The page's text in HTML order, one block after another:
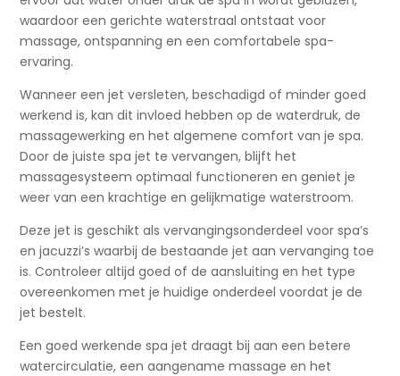
waardoor een gerichte waterstraal ontstaat voor
massage, ontspanning en een comfortabele spa-
ervaring.
Wanneer een jet versleten, beschadigd of minder goed
werkend is, kan dit invloed hebben op de waterdruk, de
massagewerking en het algemene comfort van je spa.
Door de juiste spa jet te vervangen, blijft het
massagesysteem optimaal functioneren en geniet je
weer van een krachtige en gelijkmatige waterstroom.
Deze jet is geschikt als vervangingsonderdeel voor spa’s
en jacuzzi’s waarbij de bestaande jet aan vervanging toe
is. Controleer altijd goed of de aansluiting en het type
overeenkomen met je huidige onderdeel voordat je de
jet bestelt.
Een goed werkende spa jet draagt bij aan een betere
watercirculatie, een aangename massage en het